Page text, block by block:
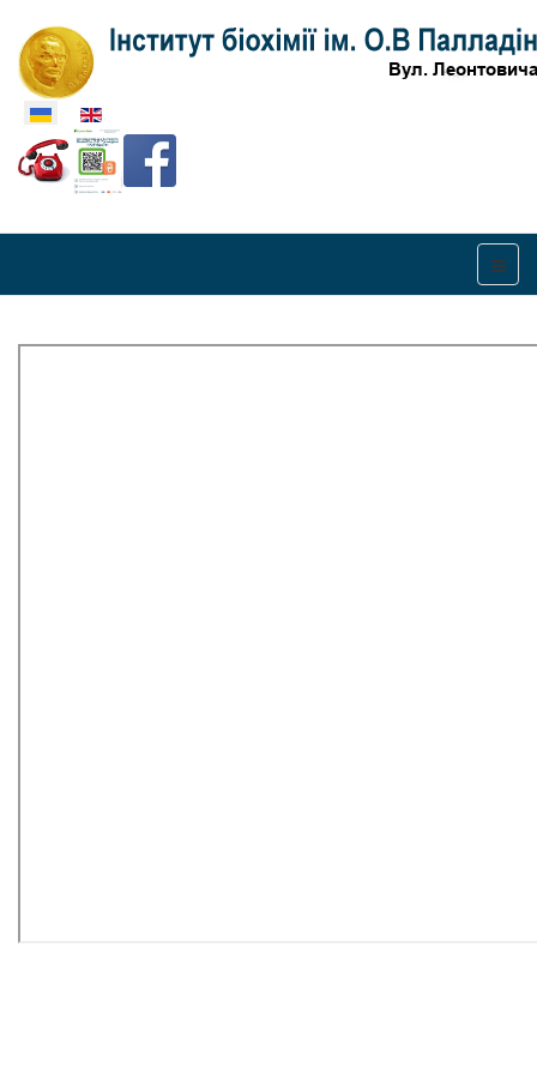
Оберіть свою мову